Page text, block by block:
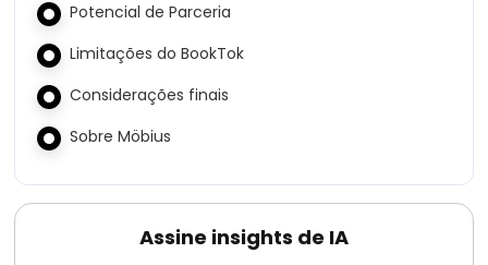
Potencial de Parceria
Limitações do BookTok
Considerações finais
Sobre Möbius
Assine insights de IA